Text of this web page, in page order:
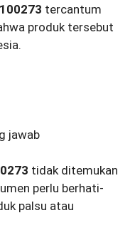
tercantum
produk tersebut
jawab
tidak ditemukan
perlu berhati-
palsu atau